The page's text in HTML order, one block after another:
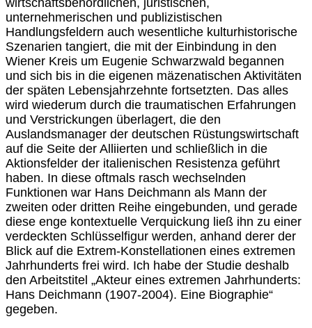
unternehmerischen und publizistischen
Handlungsfeldern auch wesentliche kulturhistorische
Szenarien tangiert, die mit der Einbindung in den
Wiener Kreis um Eugenie Schwarzwald begannen
und sich bis in die eigenen mäzenatischen Aktivitäten
der späten Lebensjahrzehnte fortsetzten. Das alles
wird wiederum durch die traumatischen Erfahrungen
und Verstrickungen überlagert, die den
Auslandsmanager der deutschen Rüstungswirtschaft
auf die Seite der Alliierten und schließlich in die
Aktionsfelder der italienischen Resistenza geführt
haben. In diese oftmals rasch wechselnden
Funktionen war Hans Deichmann als Mann der
zweiten oder dritten Reihe eingebunden, und gerade
diese enge kontextuelle Verquickung ließ ihn zu einer
verdeckten Schlüsselfigur werden, anhand derer der
Blick auf die Extrem-Konstellationen eines extremen
Jahrhunderts frei wird. Ich habe der Studie deshalb
den Arbeitstitel „Akteur eines extremen Jahrhunderts:
Hans Deichmann (1907-2004). Eine Biographie“
gegeben.